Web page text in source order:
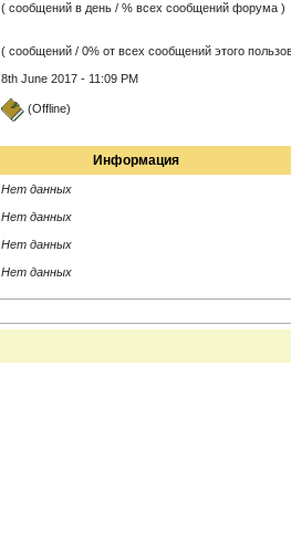
( сообщений в день / % всех сообщений форума )
( сообщений / 0% от всех сообщений этого
8th June 2017 - 11:09 PM
(Offline)
Информация
Нет данных
Нет данных
Нет данных
Нет данных